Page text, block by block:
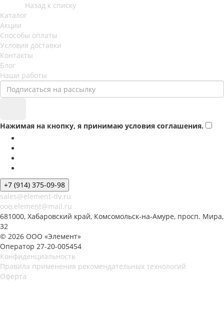
Назад к списку
Каталог
Акции
Способы оплаты
Условия доставки
Контакты
Блог
Наши работы
Нажимая на кнопку, я принимаю условия соглашения.
+7 (914) 375-09-98
sales@element-dv.ru
ooo.element@mail.ru
681000, Хабаровский край, Комсомольск-на-Амуре, просп. Мира,
32
© 2026 ООО «Элемент»
Оператор 27-20-005454
Конфиденциальность
Правила применения рекомендательных технологий
Оферта